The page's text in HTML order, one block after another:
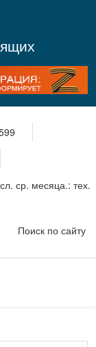
ср. месяца.: тех.
Поиск по сайту